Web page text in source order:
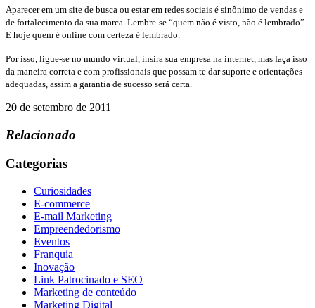
Aparecer em um site de busca ou estar em redes sociais é sinônimo de vendas e
de fortalecimento da sua marca. Lembre-se “quem não é visto, não é lembrado”.
E hoje quem é online com certeza é lembrado.
Por isso, ligue-se no mundo virtual, insira sua empresa na internet, mas faça isso
da maneira correta e com profissionais que possam te dar suporte e orientações
adequadas, assim a garantia de sucesso será certa.
20 de setembro de 2011
Relacionado
Categorias
Curiosidades
E-commerce
E-mail Marketing
Empreendedorismo
Eventos
Franquia
Inovação
Link Patrocinado e SEO
Marketing de conteúdo
Marketing Digital